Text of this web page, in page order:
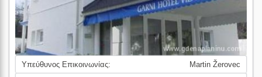
Υπεύθυνος Επικοινωνίας:
Martin Žerovec